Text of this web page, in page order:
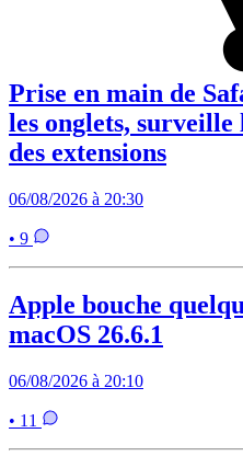
Prise en main de
les onglets, surveille
des extensions
06/08/2026 à 20:30
• 9
Apple bouche
macOS 26.6.1
06/08/2026 à 20:10
• 11